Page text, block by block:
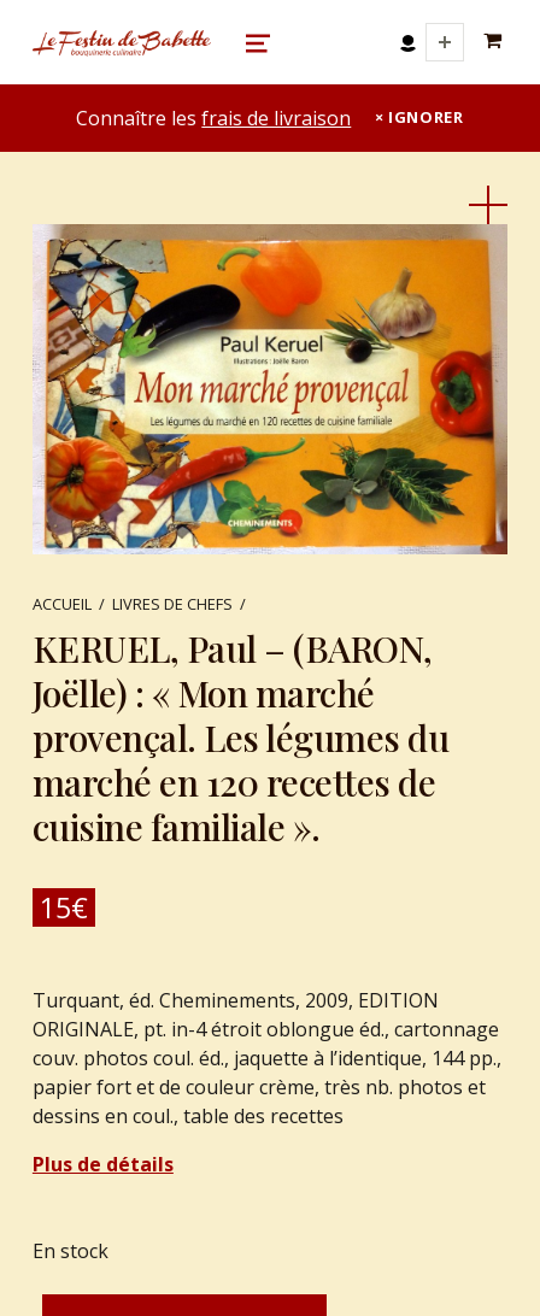
le festin de babette
"LE FESTIN DE BABETTE" – BOUQUINERIE GASTRONOMIQUE MENU
Connaître lesfrais de livraison IGNORER
ACCUEIL / LIVRES DE CHEFS /
KERUEL, Paul – (BARON,
Joëlle) : « Mon marché
provençal. Les légumes du
marché en 120 recettes de
cuisine familiale ».
15€
Turquant, éd. Cheminements, 2009, EDITION
ORIGINALE, pt. in-4 étroit oblongue éd., cartonnage
couv. photos coul. éd., jaquette à l’identique, 144 pp.,
papier fort et de couleur crème, très nb. photos et
dessins en coul., table des recettes
Plus de détails
En stock